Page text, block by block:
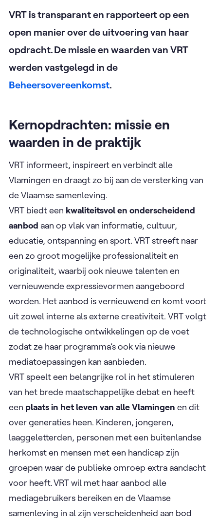
VRT is transparant en rapporteert op een
open manier over de uitvoering van haar
opdracht.De missie en waarden van VRT
werden vastgelegd in de
Beheersovereenkomst.
Kernopdrachten: missie en
waarden in de praktijk
VRT informeert, inspireert en verbindt alle
Vlamingen en draagt zo bij aan de versterking van
de Vlaamse samenleving.
VRT biedt een kwaliteitsvol en onderscheidend
aanbod aan op vlak van informatie, cultuur,
educatie, ontspanning en sport. VRT streeft naar
een zo groot mogelijke professionaliteit en
originaliteit, waarbij ook nieuwe talenten en
vernieuwende expressievormen aangeboord
worden. Het aanbod is vernieuwend en komt voort
uit zowel interne als externe creativiteit. VRT volgt
de technologische ontwikkelingen op de voet
zodat ze haar programma’s ook via nieuwe
mediatoepassingen kan aanbieden.
VRT speelt een belangrijke rol in het stimuleren
van het brede maatschappelijke debat en heeft
een plaats in het leven van alle Vlamingen en dit
over generaties heen. Kinderen, jongeren,
laaggeletterden, personen met een buitenlandse
herkomst en mensen met een handicap zijn
groepen waar de publieke omroep extra aandacht
voor heeft. VRT wil met haar aanbod alle
mediagebruikers bereiken en de Vlaamse
samenleving in al zijn verscheidenheid aan bod